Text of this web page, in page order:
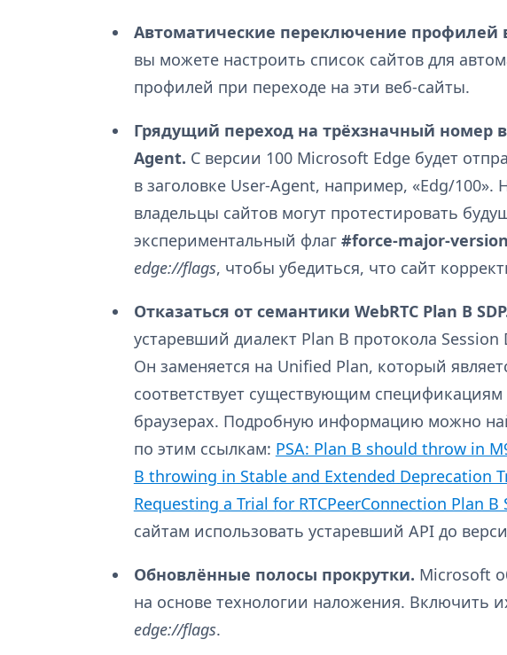
Автоматические переключение профилей
вы можете настроить список сайтов для
профилей при переходе на эти веб-сайты.
Грядущий переход на трёхзначный номер
Agent. С версии 100 Microsoft Edge будет
в заголовке User-Agent, например, «Edg/100».
владельцы сайтов могут протестировать
экспериментальный флаг #force-major-
edge://flags, чтобы убедиться, что сайт
Отказаться от семантики WebRTC Plan B
устаревший диалект Plan B протокола
Он заменяется на Unified Plan, который
соответствует существующим
браузерах. Подробную информацию можно
по этим ссылкам: PSA: Plan B should throw in
B throwing in Stable and Extended Deprecation
Requesting a Trial for RTCPeerConnection Plan B
сайтам использовать устаревший API до
Обновлённые полосы прокрутки. Microsoft
на основе технологии наложения. Включить
edge://flags.